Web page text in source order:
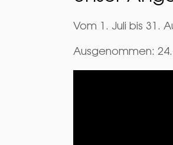
Vom 1. Juli bis 31.
Ausgenommen: